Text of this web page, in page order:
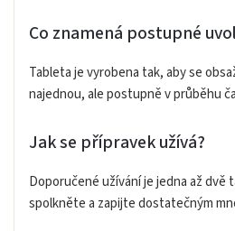
Co znamená postupné
Tableta je vyrobena tak, aby se
najednou, ale postupně v průběhu
Jak se přípravek užívá?
Doporučené užívání je jedna až
spolkněte a zapijte dostatečným